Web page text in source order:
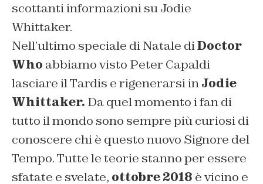
scottanti informazioni su Jodie
Whittaker.
Nell’ultimo speciale di Natale diDoctor
Who abbiamo visto Peter Capaldi
lasciare il Tardis e rigenerarsi inJodie
Whittaker. Da quel momento i fan di
tutto il mondo sono sempre più curiosi di
conoscere chi è questo nuovo Signore del
Tempo. Tutte le teorie stanno per essere
sfatate e svelate, ottobre 2018 è vicino e